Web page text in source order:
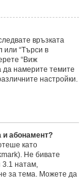
връзката
или “Търси в
“Виж
да намерите темите
настройки.
и абонамент?
като
Не бивате
3.1 натам,
за тема. Можете да